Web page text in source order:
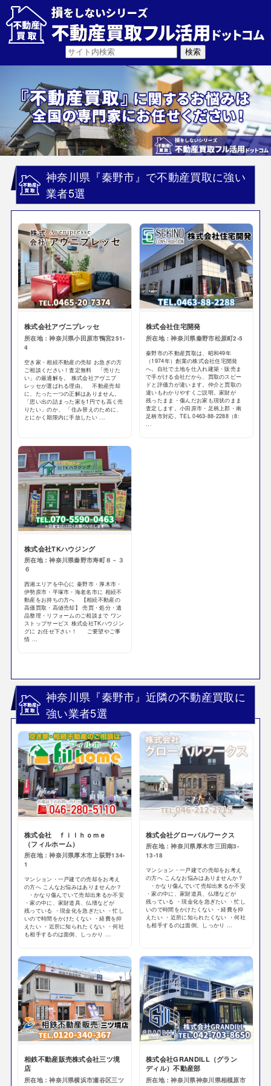
神奈川県『秦野市』で不動産買取に強い
業者5選
株式会社アヴニプレッセ
所在地：神奈川県小田原市鴨宮251-
4
空き家・相続不動産の売却 お急ぎの方
ご相談ください！査定無料 「売りた
い」の最適解を。 株式会社アヴニプ
レッセが選ばれる理由。 不動産売却
に、たった一つの正解はありません。
「思い出の詰まった家を1円でも高く売
りたい」のか、 「住み替えのために、
とにかく期限内に手放したい ...
株式会社住宅開発
所在地：神奈川県秦野市松原町2-5
秦野市の不動産買取は、昭和49年
（1974年）創業の株式会社住宅開発
へ。自社で土地を仕入れ建築・販売ま
で手がける会社だから、買取のスピー
ドと評価力が違います。仲介と買取の
違いもわかりやすくご説明。家財が
残ったまま・傷んだお家も現状のまま
査定します。小田原市・足柄上郡・南
足柄市対応。TEL 0463-88-2288（8:
...
株式会社TKハウジング
所在地：神奈川県秦野市寿町８－３
６
西湘エリアを中心に 秦野市・厚木市・
伊勢原市・平塚市・海老名市に 相続不
動産をお持ちの方へ 【相続不動産の
高価買取・高値売却】 売買・処分・遺
品整理・リフォームのご相談まで ワン
ストップサービス 株式会社TKハウジン
グに お任せ下さい！ ご要望やご事
情 ...
神奈川県『秦野市』近隣の不動産買取に
強い業者5選
株式会社 ｆｉｌｈｏｍｅ
（フィルホーム）
所在地：神奈川県厚木市上荻野134-
1
マンション・一戸建ての売却をお考え
の方へ こんなお悩みはありませんか？
・かなり傷んでいて売却出来るか不安
・家の中に、家財道具、仏壇などが
残っている ・現金化を急ぎたい ・忙し
いので時間をかけたくない ・経費を抑
えたい ・近所に知られたくない ・何社
も相手するのは面倒、しっかり ...
株式会社グローバルワークス
所在地：神奈川県厚木市三田南3-
13-18
マンション・一戸建ての売却をお考え
の方へ こんなお悩みはありませんか？
・かなり傷んでいて売却出来るか不安
・家の中に、家財道具、仏壇などが
残っている ・現金化を急ぎたい ・忙し
いので時間をかけたくない ・経費を抑
えたい ・近所に知られたくない ・何社
も相手するのは面倒、しっかり ...
相鉄不動産販売株式会社三ツ境
店
所在地：神奈川県横浜市瀬谷区三ツ
株式会社GRANDILL（グラン
ディル）不動産部
所在地：神奈川県神奈川県相模原市